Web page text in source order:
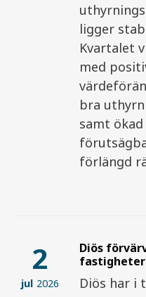
ligger
Kvartalet
med
bra
samt
förlängd
2
jul 2026
Diös
fastigheter
Diös har i